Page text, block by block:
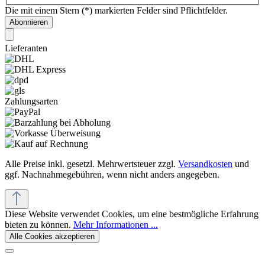
Die mit einem Stern (*) markierten Felder sind Pflichtfelder.
Abonnieren
Lieferanten
Zahlungsarten
Alle Preise inkl. gesetzl. Mehrwertsteuer zzgl. Versandkosten und
ggf. Nachnahmegebühren, wenn nicht anders angegeben.
Diese Website verwendet Cookies, um eine bestmögliche Erfahrung
bieten zu können. Mehr Informationen ...
Alle Cookies akzeptieren